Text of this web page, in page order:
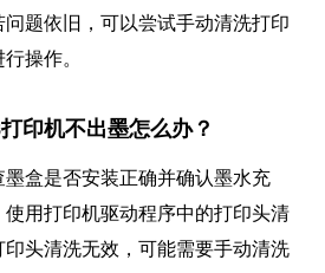
题依旧，可以尝试手动清洗打印
操作。
印机不出墨怎么办？
盒是否安装正确并确认墨水充
用打印机驱动程序中的打印头清
头清洗无效，可能需要手动清洗